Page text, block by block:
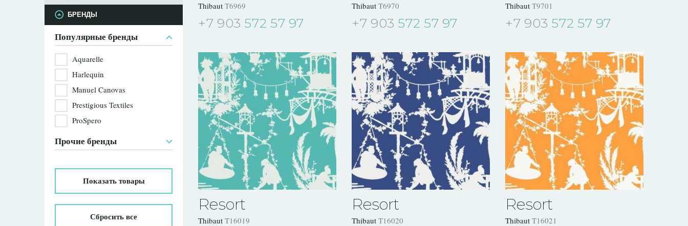
БРЕНДЫ
Популярные бренды
Aquarelle
Harlequin
Manuel Canovas
Prestigious Textiles
ProSpero
Прочие бренды
Показатьтовары
Сбросить все
Thibaut T6969
+7 903 572 57 97
Thibaut T6970
+7 903 572 57 97
Thibaut T9701
+7 903 572 57 97
Resort
Thibaut T16019
Resort
Thibaut T16020
Resort
Thibaut T16021